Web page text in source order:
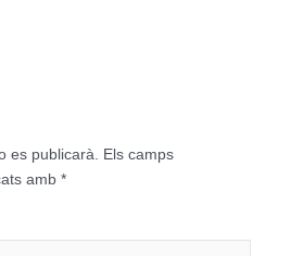
es publicarà.
Els camps
amb *